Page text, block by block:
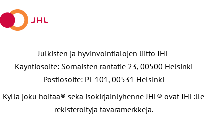
Julkisten ja hyvinvointialojen liitto JHL
Käyntiosoite: Sörnäisten rantatie 23, 00500 Helsinki
Postiosoite: PL 101, 00531 Helsinki
Kyllä joku hoitaa® sekä isokirjainlyhenne JHL® ovat JHL:lle
rekisteröityjä tavaramerkkejä.